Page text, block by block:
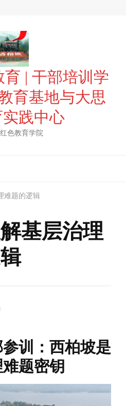
| 干部培训学
育基地与大思
践中心
色教育学院
难题的逻辑
基层治理
训：西柏坡是
题密钥